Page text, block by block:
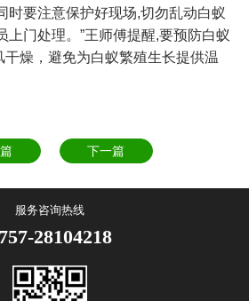
时要注意保护好现场,切勿乱动白蚁
上门处理。”王师傅提醒,要预防白蚁
燥，避免为白蚁繁殖生长提供温
篇 下一篇
服务咨询热线
28104218